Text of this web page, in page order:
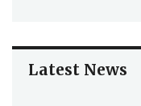
Latest News